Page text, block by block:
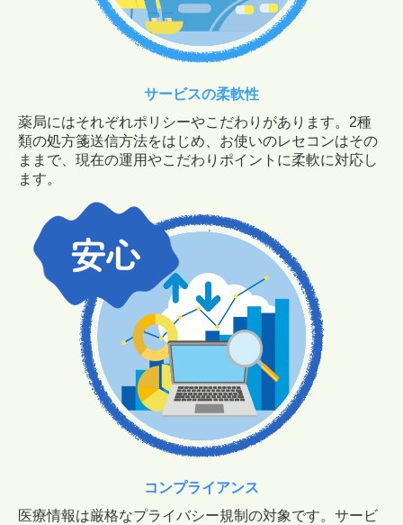
サービスの柔軟性
薬局にはそれぞれポリシーやこだわりがあります。2種
類の処方箋送信方法をはじめ、お使いのレセコンはその
ままで、現在の運用やこだわりポイントに柔軟に対応し
ます。
コンプライアンス
医療情報は厳格なプライバシー規制の対象です。サービ